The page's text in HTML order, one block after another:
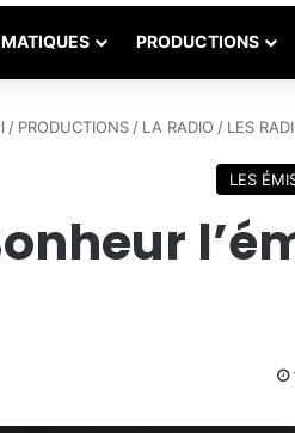
PRODUCTIONS
/ PRODUCTIONS / LA RADIO / LES
LES